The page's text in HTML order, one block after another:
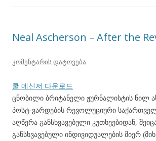
Neal Ascherson – After the
კომენტარის დატოვება
쿨 메신저 다운로드
ცნობილი ბრიტანელი ჟურნალისტის ნილ
პოსტ-ვარდების რევოლუციური
აღწერა განსხვავებული კუთხეებიდან,
განსხვავებული ინდივიდუალების მიერ